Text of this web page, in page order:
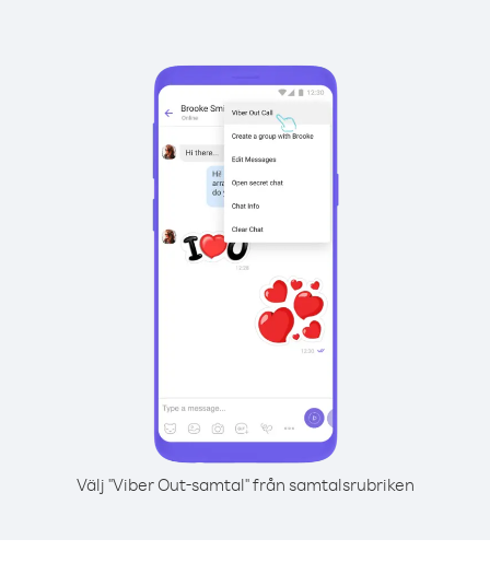
Välj "Viber Out-samtal" från samtalsrubriken